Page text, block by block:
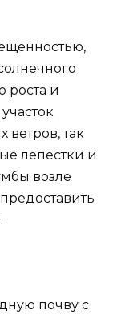
роста и
так
лепестки и
возле
почву с